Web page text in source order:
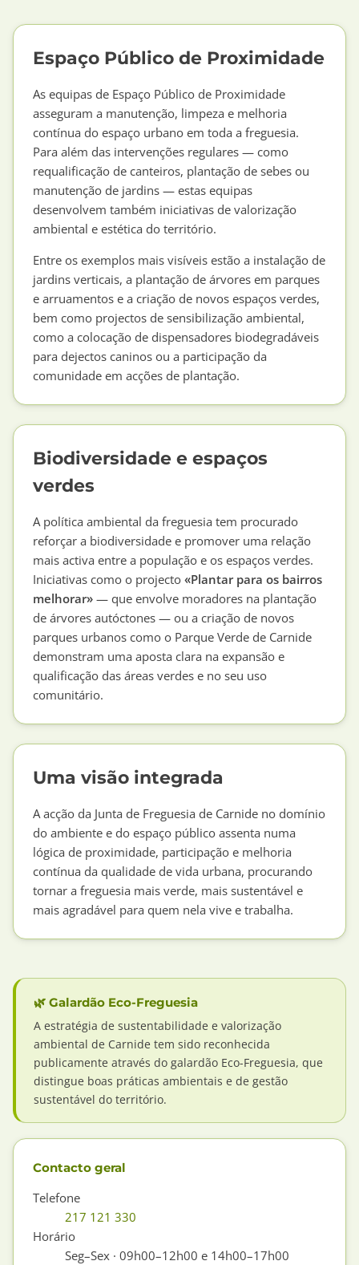
Espaço Público de Proximidade
As equipas de Espaço Público de Proximidade
asseguram a manutenção, limpeza e melhoria
contínua do espaço urbano em toda a freguesia.
Para além das intervenções regulares — como
requalificação de canteiros, plantação de sebes ou
manutenção de jardins — estas equipas
desenvolvem também iniciativas de valorização
ambiental e estética do território.
Entre os exemplos mais visíveis estão a instalação de
jardins verticais, a plantação de árvores em parques
e arruamentos e a criação de novos espaços verdes,
bem como projectos de sensibilização ambiental,
como a colocação de dispensadores biodegradáveis
para dejectos caninos ou a participação da
comunidade em acções de plantação.
Biodiversidade e espaços
verdes
A política ambiental da freguesia tem procurado
reforçar a biodiversidade e promover uma relação
mais activa entre a população e os espaços verdes.
Iniciativas como o projecto «Plantar para os bairros
melhorar» — que envolve moradores na plantação
de árvores autóctones — ou a criação de novos
parques urbanos como o Parque Verde de Carnide
demonstram uma aposta clara na expansão e
qualificação das áreas verdes e no seu uso
comunitário.
Uma visão integrada
A acção da Junta de Freguesia de Carnide no domínio
do ambiente e do espaço público assenta numa
lógica de proximidade, participação e melhoria
contínua da qualidade de vida urbana, procurando
tornar a freguesia mais verde, mais sustentável e
mais agradável para quem nela vive e trabalha.
🌿 Galardão Eco-Freguesia
A estratégia de sustentabilidade e valorização
ambiental de Carnide tem sido reconhecida
publicamente através do galardão Eco-Freguesia, que
distingue boas práticas ambientais e de gestão
sustentável do território.
Contacto geral
Telefone
217 121 330
Horário
Seg–Sex · 09h00–12h00 e 14h00–17h00